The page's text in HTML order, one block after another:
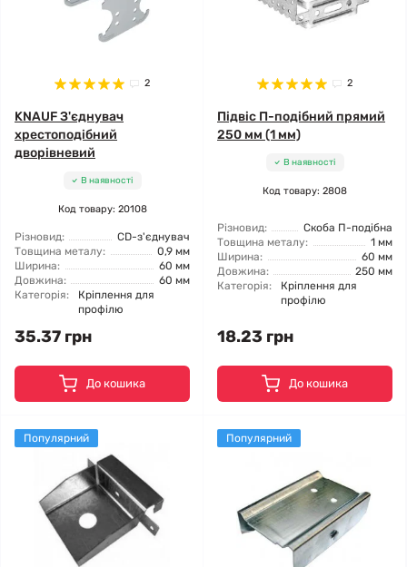
2
KNAUF З'єднувач
хрестоподібний
дворівневий
В наявності
Код товару: 20108
Різновид:
CD-з'єднувач
Товщина металу:
0,9 мм
Ширина:
60 мм
Довжина:
60 мм
Категорія:
Кріплення для
профілю
35.37 грн
До кошика
2
Підвіс П-подібний прямий
250 мм (1 мм)
В наявності
Код товару: 2808
Різновид:
Скоба П-подібна
Товщина металу:
1 мм
Ширина:
60 мм
Довжина:
250 мм
Категорія:
Кріплення для
профілю
18.23 грн
До кошика
Популярний Популярний